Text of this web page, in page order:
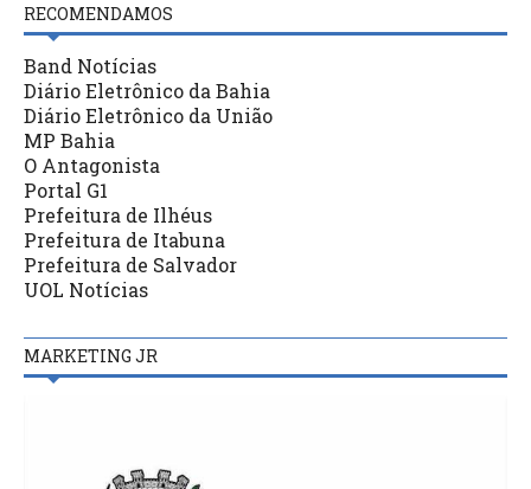
RECOMENDAMOS
Band Notícias
Diário Eletrônico da Bahia
Diário Eletrônico da União
MP Bahia
O Antagonista
Portal G1
Prefeitura de Ilhéus
Prefeitura de Itabuna
Prefeitura de Salvador
UOL Notícias
MARKETING JR